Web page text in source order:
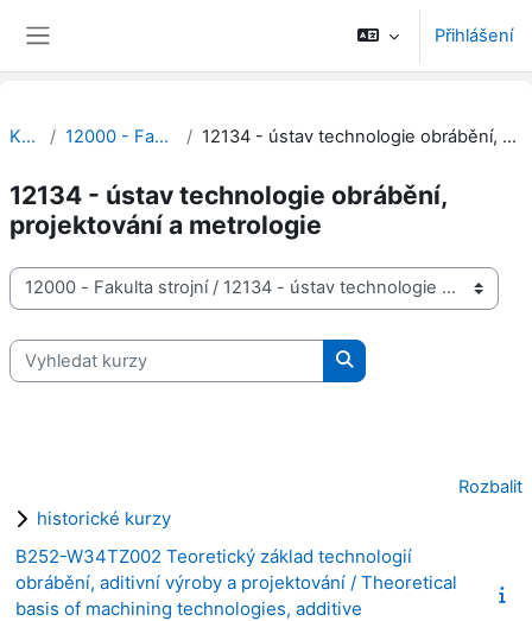
Přihlášení
Kurzy 12000 - Fakulta strojní 12134 - ústav technologie obrábění, projektování a metrologie
12134 - ústav technologie obrábění,
projektování a metrologie
Kategorie kurzů
Vyhledat kurzy
Vyhledat kurzy
Rozbalit
historické kurzy
B252-W34TZ002 Teoretický základ technologií
obrábění, aditivní výroby a projektování / Theoretical
basis of machining technologies, additive